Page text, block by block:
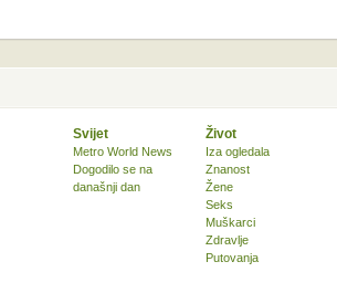
Svijet
Metro World News
Dogodilo se na
današnji dan
Život
Iza ogledala
Znanost
Žene
Seks
Muškarci
Zdravlje
Putovanja